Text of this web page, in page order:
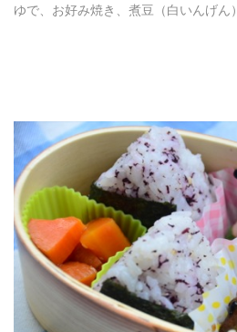
ゆで、お好み焼き、煮豆（白いんげん）